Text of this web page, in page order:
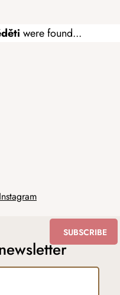
were found...
SUBSCRIBE